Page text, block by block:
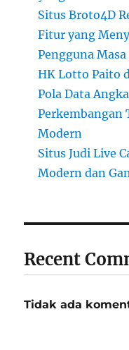
Situs Broto4D
Fitur yang
Pengguna
HK Lotto Paito
Pola Data
Perkembangan
Modern
Situs Judi Live
Modern dan
Recent
Tidak ada